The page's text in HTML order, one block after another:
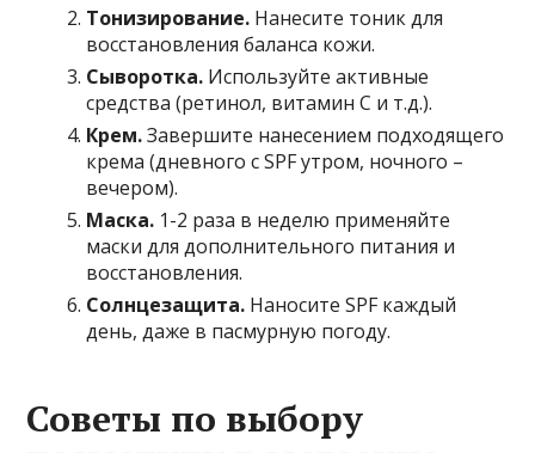
Тонизирование. Нанесите тоник для
восстановления баланса кожи.
Сыворотка. Используйте активные
средства (ретинол, витамин С и т.д.).
Крем.Завершите нанесением подходящего
крема (дневного с SPF утром, ночного –
вечером).
Маска. 1-2 раза в неделю применяйте
маски для дополнительного питания и
восстановления.
Солнцезащита. Наносите SPF каждый
день, даже в пасмурную погоду.
Советы по выбору